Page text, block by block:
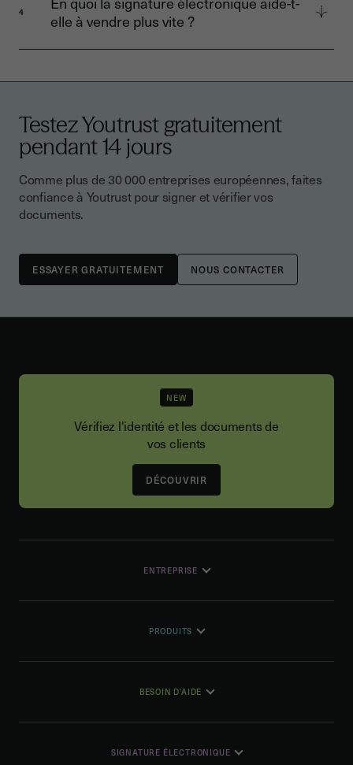
régulier des objectifs sont les piliers d’une
équipe commerciale efficace.
4
elle à vendre plus vite ?
Elle raccourcit les délais de contractualisation,
client et améliore la réactivité commerciale.
Testez Youtrust gratuitement
pendant 14 jours
Comme plus de 30 000 entreprises européennes, faites
confiance à Youtrust pour signer et vérifier vos
documents.
NOUS CONTACTER
NEW
Vérifiez l'identité et les documents de
vos clients
DÉCOUVRIR
ENTREPRISE
PRODUITS
BESOIN D'AIDE
SIGNATURE ÉLECTRONIQUE